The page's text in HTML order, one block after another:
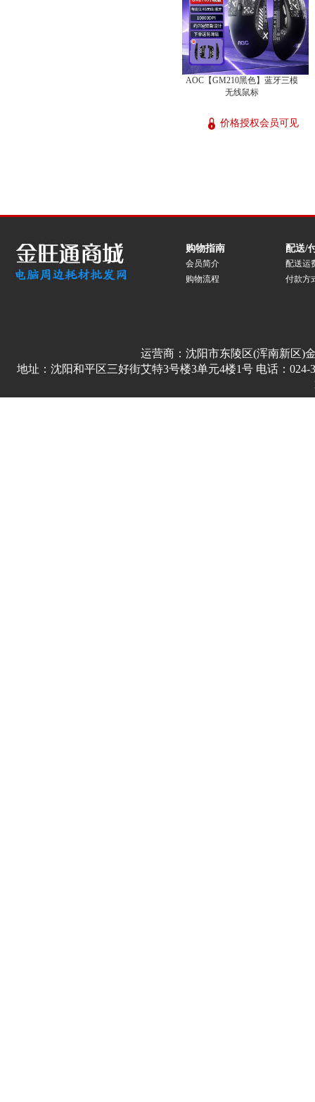
AOC【GM210黑色】蓝牙三模
无线鼠标
价格授权会员可见
购物指南
会员简介
购物流程
配送/
配送运
付款方
运营商：沈阳市东陵区(浑南新区)
地址：沈阳和平区三好街艾特3号楼3单元4楼1号 电话：024-